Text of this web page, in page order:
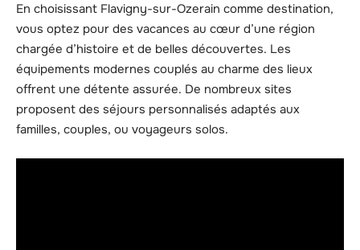
En choisissant Flavigny-sur-Ozerain comme destination,
vous optez pour des vacances au cœur d’une région
chargée d’histoire et de belles découvertes. Les
équipements modernes couplés au charme des lieux
offrent une détente assurée. De nombreux sites
proposent des séjours personnalisés adaptés aux
familles, couples, ou voyageurs solos.